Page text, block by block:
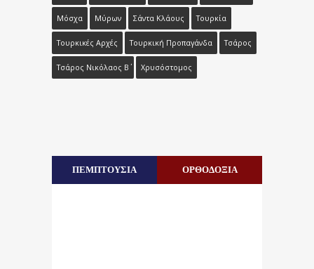
Μόσχα Μύρων Σάντα Κλάους Τουρκία
Τουρκικές Αρχές Τουρκική Προπαγάνδα Τσάρος
Τσάρος Νικόλαος Β΄ Χρυσόστομος
ΠΕΜΠΤΟΥΣΙΑ ΟΡΘΟΔΟΞΙΑ